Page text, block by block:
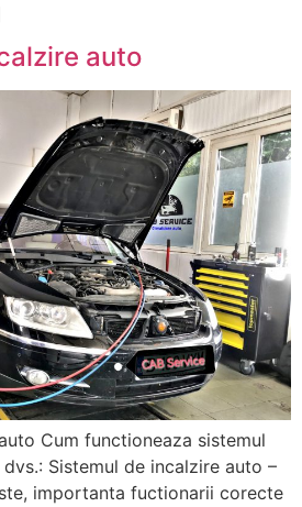
auto
Cum functioneaza sistemul
Sistemul de incalzire auto –
importanta fuctionarii corecte